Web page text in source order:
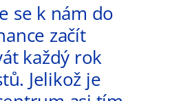
se k nám do
začít
každý rok
Jelikož je